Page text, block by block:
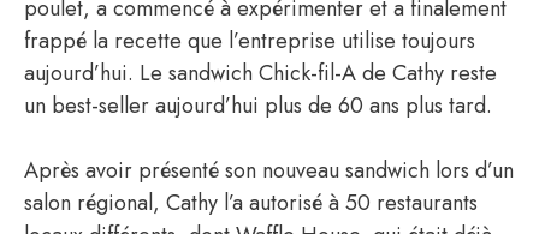
poulet, a commencé à expérimenter et a finalement
frappé la recette que l’entreprise utilise toujours
aujourd’hui. Le sandwich Chick-fil-A de Cathy reste
un best-seller aujourd’hui plus de 60 ans plus tard.
Après avoir présenté son nouveau sandwich lors d’un
salon régional, Cathy l’a autorisé à 50 restaurants